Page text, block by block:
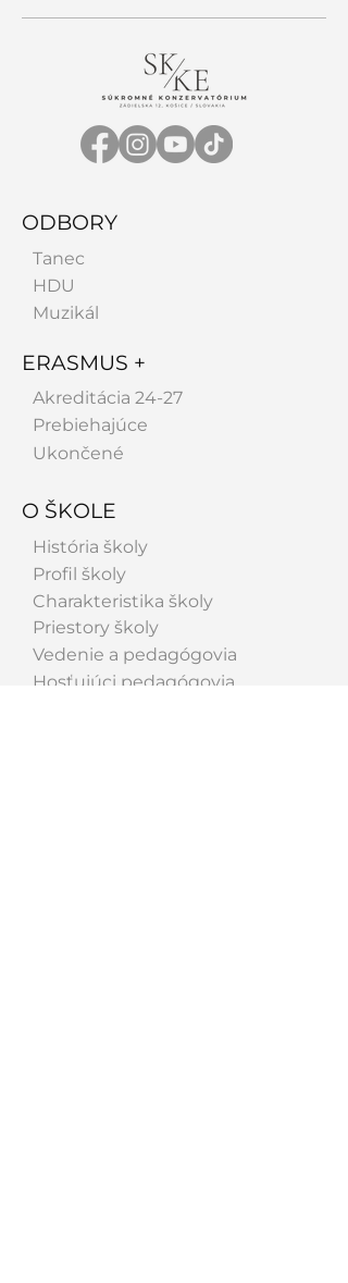
ODBORY
Tanec
HDU
Muzikál
ERASMUS +
Akreditácia 24-27
Prebiehajúce
Ukončené
O ŠKOLE
História školy
Profil školy
Charakteristika školy
Priestory školy
Vedenie a pedagógovia
Hosťujúci pedagógovia